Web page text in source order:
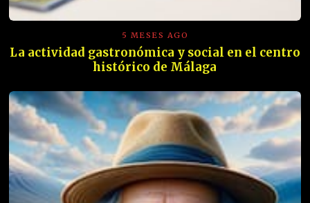
5 MESES AGO
La actividad gastronómica y social en el centro
histórico de Málaga